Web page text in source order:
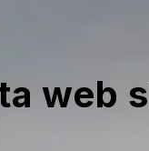
web